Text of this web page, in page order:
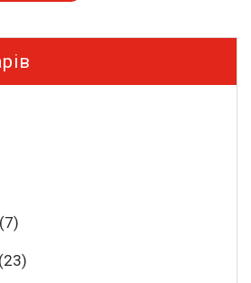
(7)
(23)